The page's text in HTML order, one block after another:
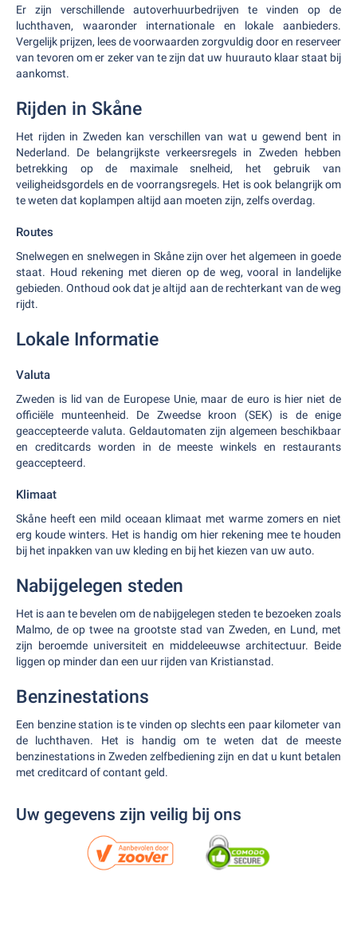
Er zijn verschillende autoverhuurbedrijven te vinden op de
luchthaven, waaronder internationale en lokale aanbieders.
Vergelijk prijzen, lees de voorwaarden zorgvuldig door en reserveer
van tevoren om er zeker van te zijn dat uw huurauto klaar staat bij
aankomst.
Rijden in Skåne
Het rijden in Zweden kan verschillen van wat u gewend bent in
Nederland. De belangrijkste verkeersregels in Zweden hebben
betrekking op de maximale snelheid, het gebruik van
veiligheidsgordels en de voorrangsregels. Het is ook belangrijk om
te weten dat koplampen altijd aan moeten zijn, zelfs overdag.
Routes
Snelwegen en snelwegen in Skåne zijn over het algemeen in goede
staat. Houd rekening met dieren op de weg, vooral in landelijke
gebieden. Onthoud ook dat je altijd aan de rechterkant van de weg
rijdt.
Lokale Informatie
Valuta
Zweden is lid van de Europese Unie, maar de euro is hier niet de
officiële munteenheid. De Zweedse kroon (SEK) is de enige
geaccepteerde valuta. Geldautomaten zijn algemeen beschikbaar
en creditcards worden in de meeste winkels en restaurants
geaccepteerd.
Klimaat
Skåne heeft een mild oceaan klimaat met warme zomers en niet
erg koude winters. Het is handig om hier rekening mee te houden
bij het inpakken van uw kleding en bij het kiezen van uw auto.
Nabijgelegen steden
Het is aan te bevelen om de nabijgelegen steden te bezoeken zoals
Malmo, de op twee na grootste stad van Zweden, en Lund, met
zijn beroemde universiteit en middeleeuwse architectuur. Beide
liggen op minder dan een uur rijden van Kristianstad.
Benzinestations
Een benzine station is te vinden op slechts een paar kilometer van
de luchthaven. Het is handig om te weten dat de meeste
benzinestations in Zweden zelfbediening zijn en dat u kunt betalen
met creditcard of contant geld.
Uw gegevens zijn veilig bij ons